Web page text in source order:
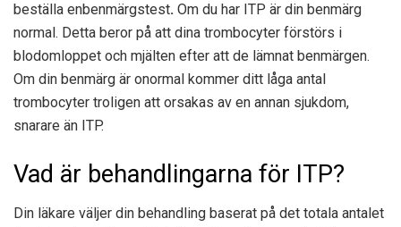
beställa enbenmärgstest. Om du har ITP är din benmärg
normal. Detta beror på att dina trombocyter förstörs i
blodomloppet och mjälten efter att de lämnat benmärgen.
Om din benmärg är onormal kommer ditt låga antal
trombocyter troligen att orsakas av en annan sjukdom,
snarare än ITP.
Vad är behandlingarna för ITP?
Din läkare väljer din behandling baserat på det totala antalet